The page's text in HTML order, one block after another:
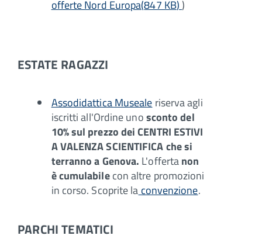
pdf
offerte Nord Europa(847 KB) )
ESTATE RAGAZZI
Assodidattica Museale riserva agli
iscritti all'Ordine unosconto del
10% sul prezzo dei CENTRI ESTIVI
A VALENZA SCIENTIFICA che si
terranno a Genova. L'offertanon
è cumulabilecon altre promozioni
in corso. Scoprite la convenzione.
PARCHI TEMATICI